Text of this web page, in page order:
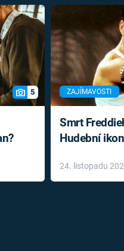
5 ZAJÍMAVOSTI
Smrt
Hudební
léky
24. listopadu